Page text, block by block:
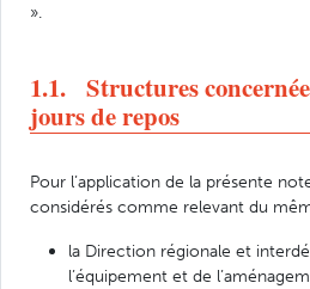
».
1.1. Structures
jours de repos
Pour l’application de la présente
considérés comme relevant du
la Direction régionale et
l’équipement et de